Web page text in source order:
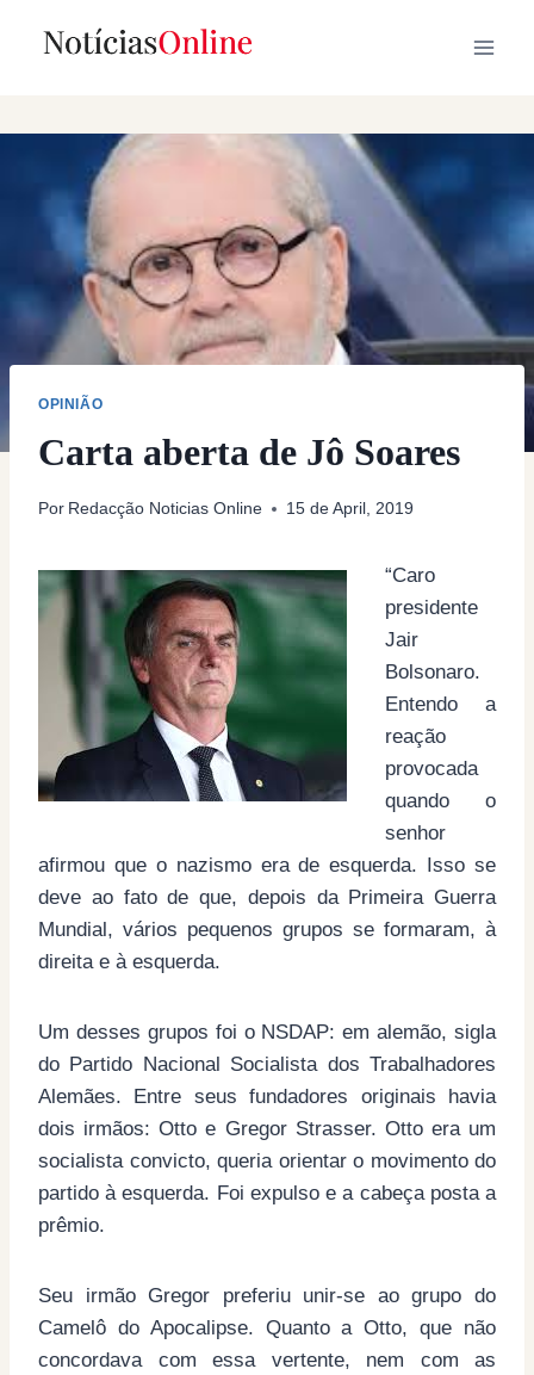
OPINIÃO
Carta aberta de Jô Soares
Por Redacção Noticias Online 15 de April, 2019
“Caro
presidente
Jair
Bolsonaro.
Entendo a
reação
provocada
quando o
senhor
afirmou que o nazismo era de esquerda. Isso se
deve ao fato de que, depois da Primeira Guerra
Mundial, vários pequenos grupos se formaram, à
direita e à esquerda.
Um desses grupos foi o NSDAP: em alemão, sigla
do Partido Nacional Socialista dos Trabalhadores
Alemães. Entre seus fundadores originais havia
dois irmãos: Otto e Gregor Strasser. Otto era um
socialista convicto, queria orientar o movimento do
partido à esquerda. Foi expulso e a cabeça posta a
prêmio.
Seu irmão Gregor preferiu unir-se ao grupo do
Camelô do Apocalipse. Quanto a Otto, que não
concordava com essa vertente, nem com as